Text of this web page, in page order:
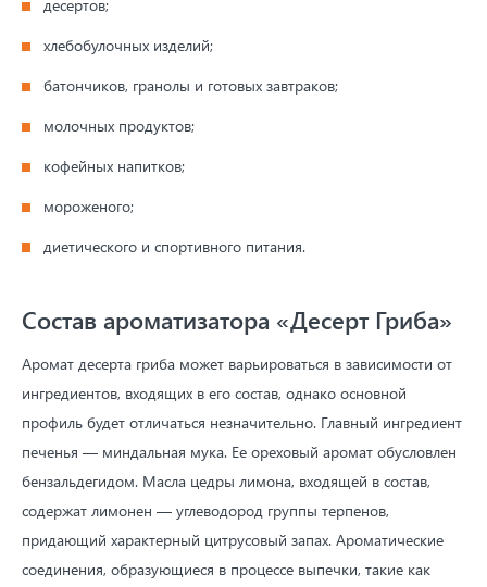
десертов;
хлебобулочных изделий;
батончиков, гранолы и готовых завтраков;
молочных продуктов;
кофейных напитков;
мороженого;
диетического и спортивного питания.
Состав ароматизатора «Десерт Гриба»
Аромат десерта гриба может варьироваться в зависимости от
ингредиентов, входящих в его состав, однако основной
профиль будет отличаться незначительно. Главный ингредиент
печенья — миндальная мука. Ее ореховый аромат обусловлен
бензальдегидом. Масла цедры лимона, входящей в состав,
содержат лимонен — углеводород группы терпенов,
придающий характерный цитрусовый запах. Ароматические
соединения, образующиеся в процессе выпечки, такие как